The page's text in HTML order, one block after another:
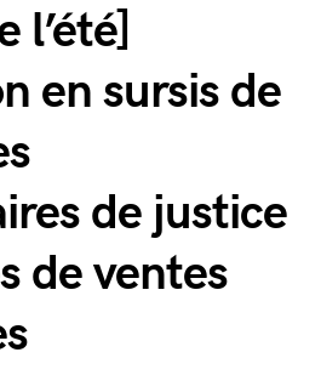
l’été]
en sursis de
de justice
de ventes